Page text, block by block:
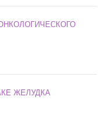
ЖЕЛУДКА